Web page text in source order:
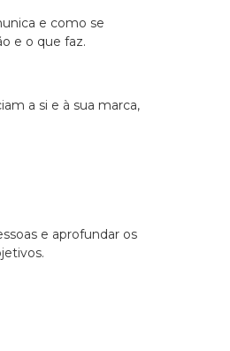
e como se
e o que faz.
a si e à sua marca,
e aprofundar os